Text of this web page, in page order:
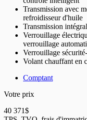
Transmission avec
refroidisseur d'huile
Transmission
Verrouillage
verrouillage
Verrouillage
Volant chauffant en
Comptant
Votre prix
40 371$